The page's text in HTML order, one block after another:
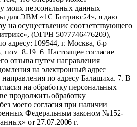
моих персональных данных
для ЭВМ «1С-Битрикс24», я даю
на осуществление соответствующего
(ОГРН 5077746476209),
адресу: 109544, г. Москва, б-р
пом. 8-19. 6. Настоящее согласие
отзыва путем направления
на электронный адрес
по адресу Балашиха. 7. В
на обработку персональных
продолжить обработку
моего согласия при наличии
Федеральным законом №152-
от 27.07.2006 г.